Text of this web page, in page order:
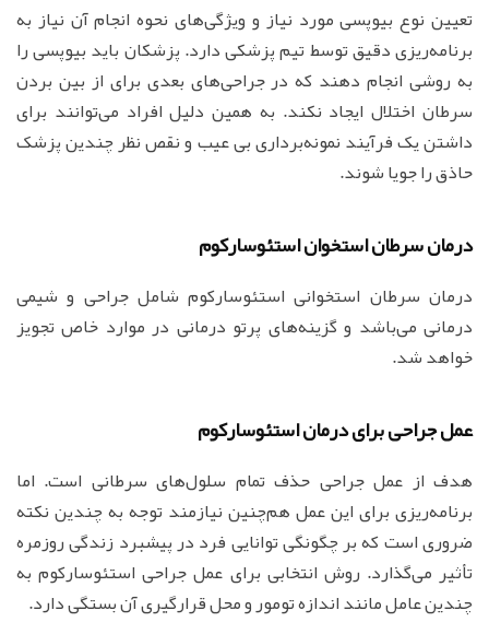
تعیین نوع بیوپسی مورد نیاز و ویژگی‌های نحوه انجام آن نیاز به
برنامه‌ریزی دقیق توسط تیم پزشکی دارد. پزشکان باید بیوپسی را
به روشی انجام دهند که در جراحی‌های بعدی برای از بین بردن
سرطان اختلال ایجاد نکند. به همین دلیل افراد می‌توانند برای
داشتن یک فرآیند نمونه‌برداری بی عیب و نقص نظر چندین پزشک
حاذق را جویا شوند.
درمان سرطان استخوان استئوسارکوم
درمان سرطان استخوانی استئوسارکوم شامل جراحی و شیمی
درمانی می‌باشد و گزینه‌های پرتو درمانی در موارد خاص تجویز
خواهد شد.
عمل جراحی برای درمان استئوسارکوم
هدف از عمل جراحی حذف تمام سلول‌های سرطانی است. اما
برنامه‌ریزی برای این عمل هم‌چنین نیازمند توجه به چندین نکته
ضروری است که بر چگونگی توانایی فرد در پیشبرد زندگی روزمره
تأثیر می‌گذارد. روش انتخابی برای عمل جراحی استئوسارکوم به
چندین عامل مانند اندازه تومور و محل قرارگیری آن بستگی دارد.